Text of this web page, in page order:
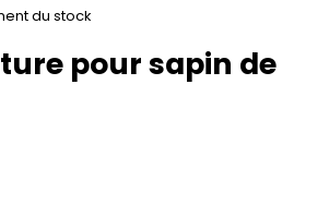
du stock
pour sapin de